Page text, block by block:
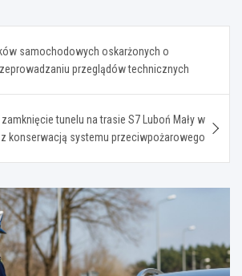
samochodowych oskarżonych o
przeglądów technicznych
tunelu na trasie S7 Luboń Mały w
konserwacją systemu przeciwpożarowego